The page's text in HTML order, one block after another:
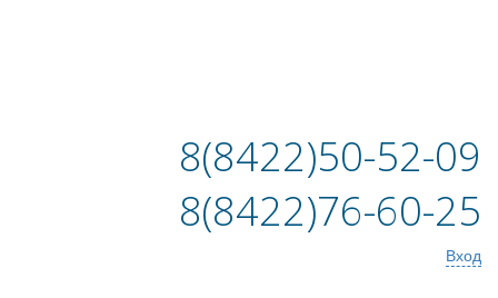
8(8422)50-52-09
8(8422)76-60-25
Вход